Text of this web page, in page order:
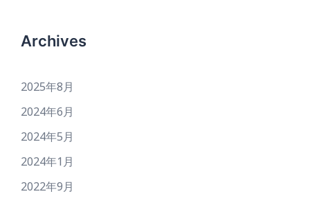
Archives
2025年8月
2024年6月
2024年5月
2024年1月
2022年9月